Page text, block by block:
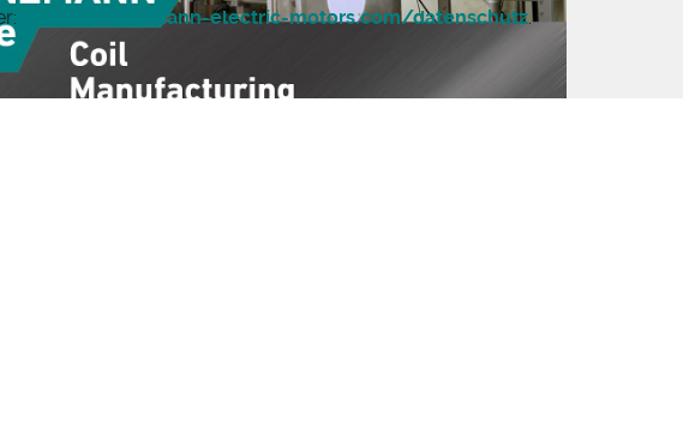
www.heinzmann-electric-motors.com/datenschutz.